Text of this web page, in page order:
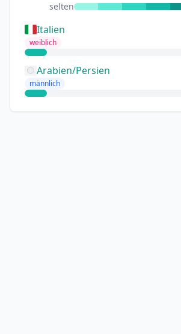
selten
Italien
weiblich
Arabien/Persien
männlich